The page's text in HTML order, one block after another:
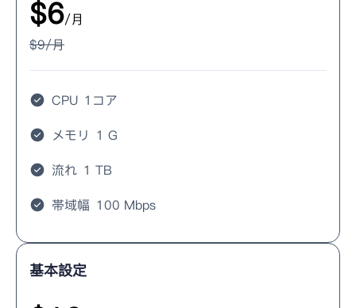
$6/月
$9/月
CPU 1コア
メモリ 1 G
流れ 1 TB
帯域幅 100 Mbps
基本設定